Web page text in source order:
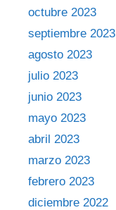
octubre 2023
septiembre 2023
agosto 2023
julio 2023
junio 2023
mayo 2023
abril 2023
marzo 2023
febrero 2023
diciembre 2022